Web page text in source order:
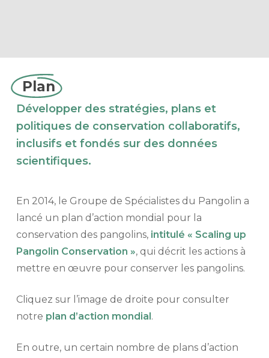
Plan
Développer des stratégies, plans et
politiques de conservation collaboratifs,
inclusifs et fondés sur des données
scientifiques.
En 2014, le Groupe de Spécialistes du Pangolin a
lancé un plan d’action mondial pour la
conservation des pangolins, intitulé « Scaling up
Pangolin Conservation », qui décrit les actions à
mettre en œuvre pour conserver les pangolins.
Cliquez sur l’image de droite pour consulter
notre plan d’action mondial.
En outre, un certain nombre de plans d’action